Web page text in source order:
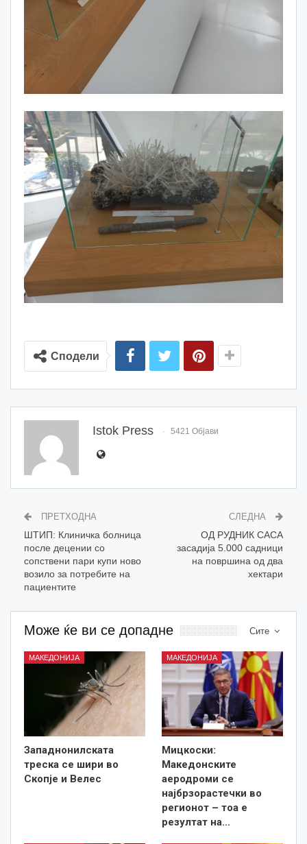
Сподели
Istok Press 5421 Објави
ПРЕТХОДНА
ШТИП: Клиничка болница
после децении со
сопствени пари купи ново
возило за потребите на
пациентите
СЛЕДНА
ОД РУДНИК САСА
засадија 5.000 садници
на површина од два
хектари
Сите
Може ќе ви се допадне
МАКЕДОНИЈА
Западнонилската
треска се шири во
Скопје и Велес
МАКЕДОНИЈА
Мицкоски:
Македонските
аеродроми се
најбрзорастечки во
регионот – тоа е
резултат на…